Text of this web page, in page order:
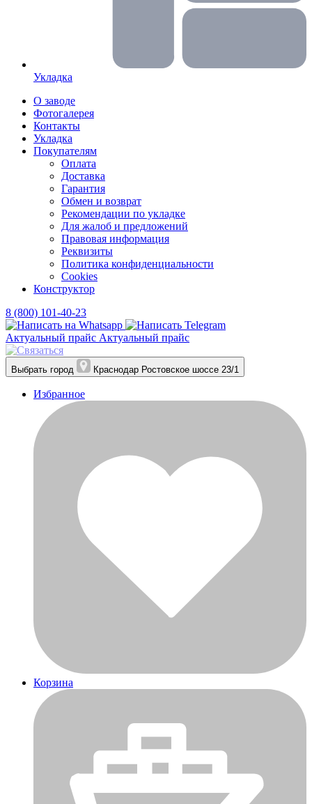
Укладка
О заводе
Фотогалерея
Контакты
Укладка
Покупателям
Оплата
Доставка
Гарантия
Обмен и возврат
Рекомендации по укладке
Для жалоб и предложений
Правовая информация
Реквизиты
Политика конфиденциальности
Cookies
Конструктор
8 (800) 101-40-23
Актуальный прайс Актуальный прайс
Выбрать город Краснодар Ростовское шоссе 23/1
Избранное
Корзина